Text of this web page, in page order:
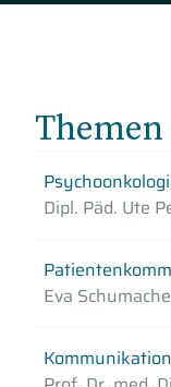
Themen
Dipl. Päd. Ute
Eva